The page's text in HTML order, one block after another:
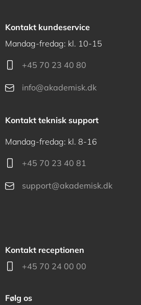
Kontakt kundeservice
Mandag-fredag: kl. 10-15
+45 70 23 40 80
info@akademisk.dk
Kontakt teknisk support
Mandag-fredag: kl. 8-16
+45 70 23 40 81
support@akademisk.dk
Kontakt receptionen
+45 70 24 00 00
Følg os